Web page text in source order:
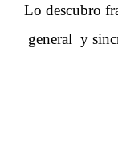
Lo descubro
general y